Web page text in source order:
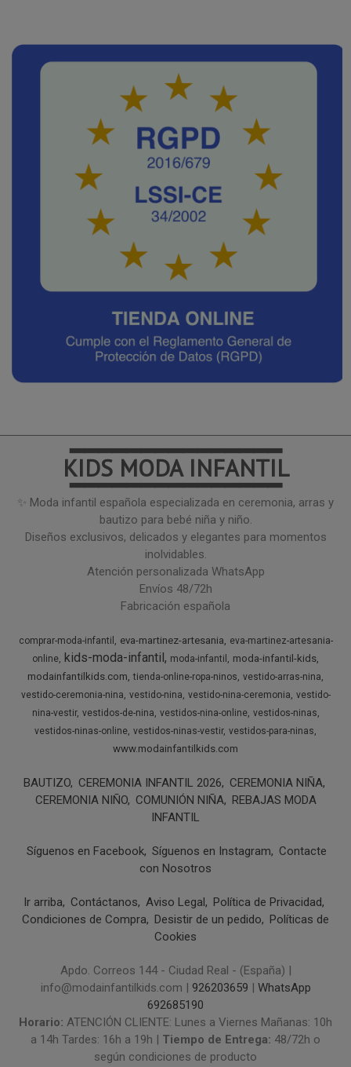
━━━━━━━━━━━━━━━
KIDS MODA INFANTIL
━━━━━━━━━━━━━━━
✨ Moda infantil española especializada en ceremonia, arras y
bautizo para bebé niña y niño.
Diseños exclusivos, delicados y elegantes para momentos
inolvidables.
Atención personalizada WhatsApp
Envíos 48/72h
Fabricación española
comprar-moda-infantil eva-martinez-artesania
eva-martinez-artesania-
online
kids-moda-infantil moda-infantil
moda-infantil-kids
modainfantilkids.com tienda-online-ropa-ninos vestido-arras-nina
vestido-ceremonia-nina vestido-nina vestido-nina-ceremonia vestido-
nina-vestir vestidos-de-nina vestidos-nina-online vestidos-ninas
vestidos-ninas-online vestidos-ninas-vestir vestidos-para-ninas
www.modainfantilkids.com
BAUTIZO CEREMONIA INFANTIL 2026
CEREMONIA NIÑA
CEREMONIA NIÑO COMUNIÓN NIÑA
REBAJAS MODA
INFANTIL
Síguenos en Facebook Síguenos en Instagram
Contacte
con Nosotros
Ir arriba Contáctanos Aviso Legal
Política de Privacidad
Condiciones de Compra
Desistir de un pedido
Políticas de
Cookies
Apdo. Correos 144 - Ciudad Real - (España) |
info@modainfantilkids.com | 926203659
WhatsApp
692685190
Horario: ATENCIÓN CLIENTE: Lunes a Viernes Mañanas: 10h
a 14h Tardes: 16h a 19h | Tiempo de Entrega: 48/72h o
según condiciones de producto